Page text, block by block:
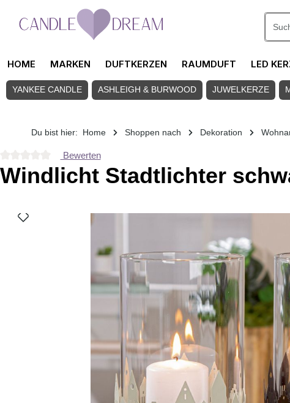
Zum Hauptinhalt springen
HOME MARKEN DUFTKERZEN RAUMDUFT LED
YANKEE CANDLE ASHLEIGH & BURWOOD JUWELKERZE
Du bist hier: Home Shoppen nach Dekoration
Durchschnittliche Bewertung von 0 von 5 Sternen
Bewerten
Windlicht Stadtlichter
Bildergalerie überspringen